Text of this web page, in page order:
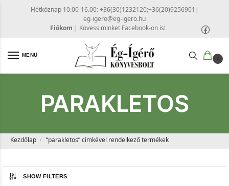
Hétköznap 10.00-16.00: +36(30)1232120;+36(20)9256901 |
eg-igero@eg-igero.hu
Fiókom | Kövess minket Facebook-on is!
MENÜ
0
PARAKLETOS
Kezdőlap / “parakletos” címkével rendelkező termékek
SHOW FILTERS